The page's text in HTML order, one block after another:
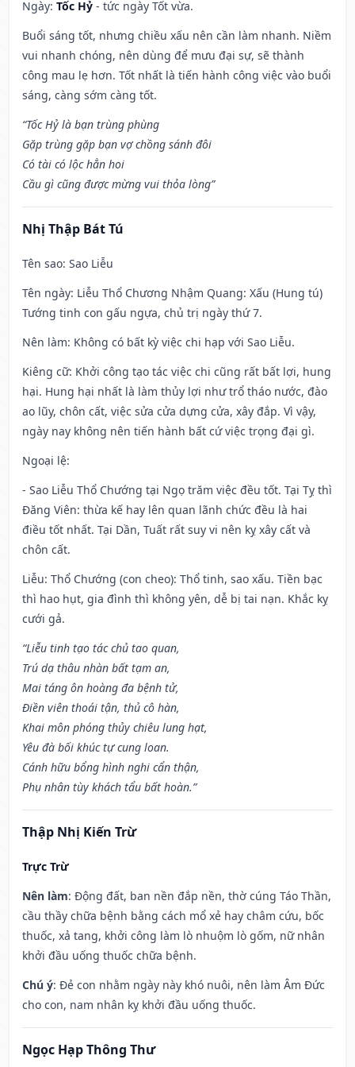
Ngày: Tốc Hỷ - tức ngày Tốt vừa.
Buổi sáng tốt, nhưng chiều xấu nên cần làm nhanh. Niềm
vui nhanh chóng, nên dùng để mưu đại sự, sẽ thành
công mau lẹ hơn. Tốt nhất là tiến hành công việc vào buổi
sáng, càng sớm càng tốt.
“Tốc Hỷ là bạn trùng phùng
Gặp trùng gặp bạn vợ chồng sánh đôi
Có tài có lộc hẳn hoi
Cầu gì cũng được mừng vui thỏa lòng”
Nhị Thập Bát Tú
Tên sao: Sao Liễu
Tên ngày: Liễu Thổ Chương Nhậm Quang: Xấu (Hung tú)
Tướng tinh con gấu ngựa, chủ trị ngày thứ 7.
Nên làm: Không có bất kỳ việc chi hạp với Sao Liễu.
Kiêng cữ: Khởi công tạo tác việc chi cũng rất bất lợi, hung
hại. Hung hại nhất là làm thủy lợi như trổ tháo nước, đào
ao lũy, chôn cất, việc sửa cửa dựng cửa, xây đắp. Vì vậy,
ngày nay không nên tiến hành bất cứ việc trọng đại gì.
Ngoại lệ:
- Sao Liễu Thổ Chướng tại Ngọ trăm việc đều tốt. Tại Tỵ thì
Đăng Viên: thừa kế hay lên quan lãnh chức đều là hai
điều tốt nhất. Tại Dần, Tuất rất suy vi nên kỵ xây cất và
chôn cất.
Liễu: Thổ Chướng (con cheo): Thổ tinh, sao xấu. Tiền bạc
thì hao hụt, gia đình thì không yên, dễ bị tai nạn. Khắc kỵ
cưới gả.
“Liễu tinh tạo tác chủ tao quan,
Trú dạ thâu nhàn bất tạm an,
Mai táng ôn hoàng đa bệnh tử,
Điền viên thoái tận, thủ cô hàn,
Khai môn phóng thủy chiêu lung hạt,
Yêu đà bối khúc tự cung loan.
Cánh hữu bổng hình nghi cẩn thận,
Phụ nhân tùy khách tẩu bất hoàn.”
Thập Nhị Kiến Trừ
Trực Trừ
Nên làm: Động đất, ban nền đắp nền, thờ cúng Táo Thần,
cầu thầy chữa bệnh bằng cách mổ xẻ hay châm cứu, bốc
thuốc, xả tang, khởi công làm lò nhuộm lò gốm, nữ nhân
khởi đầu uống thuốc chữa bệnh.
Chú ý: Đẻ con nhằm ngày này khó nuôi, nên làm Âm Đức
cho con, nam nhân kỵ khởi đầu uống thuốc.
Ngọc Hạp Thông Thư